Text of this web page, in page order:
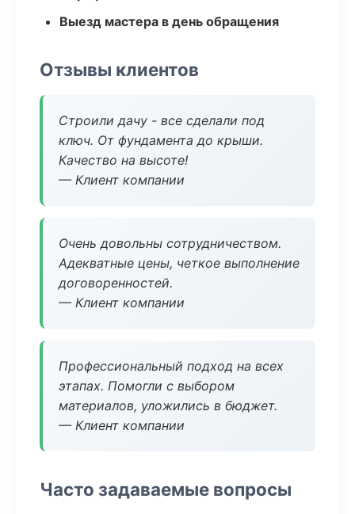
Выезд мастера в день обращения
Отзывы клиентов
Строили дачу - все сделали под
ключ. От фундамента до крыши.
Качество на высоте!
— Клиент компании
Очень довольны сотрудничеством.
Адекватные цены, четкое выполнение
договоренностей.
— Клиент компании
Профессиональный подход на всех
этапах. Помогли с выбором
материалов, уложились в бюджет.
— Клиент компании
Часто задаваемые вопросы